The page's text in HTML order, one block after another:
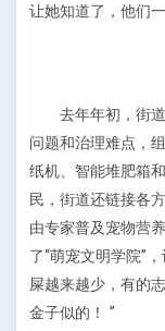
让她知道了，他们
去年年初，街
问题和治理难点，
纸机、智能堆肥箱
民，街道还链接各
由专家普及宠物营
了“萌宠文明学院”
屎越来越少，有的
金子似的！ ”